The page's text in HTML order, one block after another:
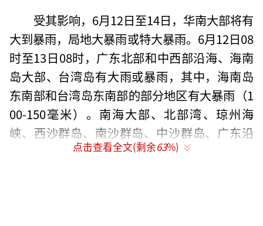
受其影响，6月12日至14日，华南大部将有
大到暴雨，局地大暴雨或特大暴雨。6月12日08
时至13日08时，广东北部和中西部沿海、海南
岛大部、台湾岛有大雨或暴雨，其中，海南岛
东南部和台湾岛东南部的部分地区有大暴雨（1
00-150毫米）。南海大部、北部湾、琼州海
峡、西沙群岛、南沙群岛、中沙群岛、广东沿
海、海南岛沿海、广西沿海将有6-8级风，阵风
点击查看全文(剩余63%)